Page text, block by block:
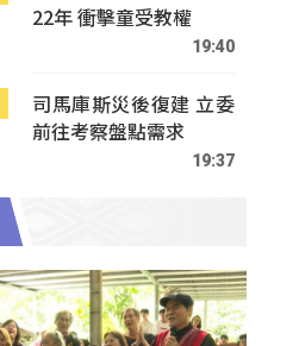
22年 衝擊童受教權
19:40
司馬庫斯災後復建 立委
前往考察盤點需求
19:37